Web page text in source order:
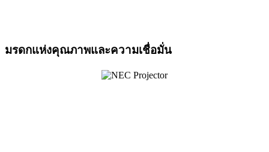
มรดกแห่งคุณภาพและความเชื่อมั่น